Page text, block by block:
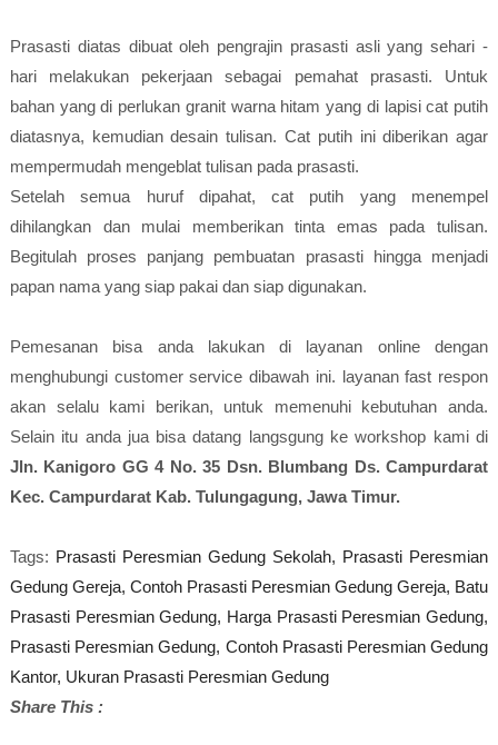
Prasasti diatas dibuat oleh pengrajin prasasti asli yang sehari -
hari melakukan pekerjaan sebagai pemahat prasasti. Untuk
bahan yang di perlukan granit warna hitam yang di lapisi cat putih
diatasnya, kemudian desain tulisan. Cat putih ini diberikan agar
mempermudah mengeblat tulisan pada prasasti.
Setelah semua huruf dipahat, cat putih yang menempel
dihilangkan dan mulai memberikan tinta emas pada tulisan.
Begitulah proses panjang pembuatan prasasti hingga menjadi
papan nama yang siap pakai dan siap digunakan.
Pemesanan bisa anda lakukan di layanan online dengan
menghubungi customer service dibawah ini. layanan fast respon
akan selalu kami berikan, untuk memenuhi kebutuhan anda.
Selain itu anda jua bisa datang langsgung ke workshop kami di
Jln. Kanigoro GG 4 No. 35 Dsn. Blumbang Ds. Campurdarat
Kec. Campurdarat Kab. Tulungagung, Jawa Timur.
Tags: Prasasti Peresmian Gedung Sekolah, Prasasti Peresmian
Gedung Gereja, Contoh Prasasti Peresmian Gedung Gereja, Batu
Prasasti Peresmian Gedung, Harga Prasasti Peresmian Gedung,
Prasasti Peresmian Gedung, Contoh Prasasti Peresmian Gedung
Kantor, Ukuran Prasasti Peresmian Gedung
Share This :